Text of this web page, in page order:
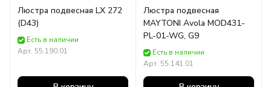
Люстра подвесная LX 272
(D43)
Есть в наличии
Арт. 55.190.01
Люстра подвесная
MAYTONI Avola MOD431-
PL-01-WG, G9
Есть в наличии
Арт. 55.141.01